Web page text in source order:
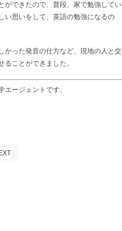
ができたので、普段、家で勉強してい
い思いをして、英語の勉強になるの
かった発音の仕方など、現地の人と交
ことができました。
ージェントです。